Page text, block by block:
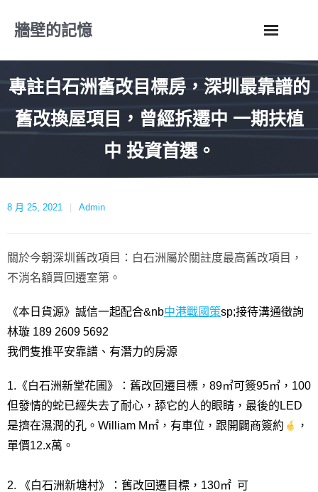
牆壁的記憶
專註白石洲舊改目標房，深圳最靠譜的
舊改換屋項目，曾經拆遷中 一期扶植
中 投資首選。
8 月 25, 2021 Admin
關於今朝深圳舊改項目：白石洲屬於關註度最高舊改項目，
不消名額買回遷室第。
《本日貨源》誠信一起配合&nb中港戰國策sp;接待溝通徵詢
林璇 189 2609 5692
我們隻推平安靠譜、有潛力的房源
1.《白石洲新堂花圃》：舊改回遷目標，89㎡可簽95㎡，100
但發情的蛇已經失去了耐心，舔它的人的眼睛，最後的LED
是擠在濕潤的孔。William M㎡，有車位，跟開闢商簽約
，
單價12.x萬。
2. 《白石洲新塘村》：舊改回遷目標，130㎡ 可